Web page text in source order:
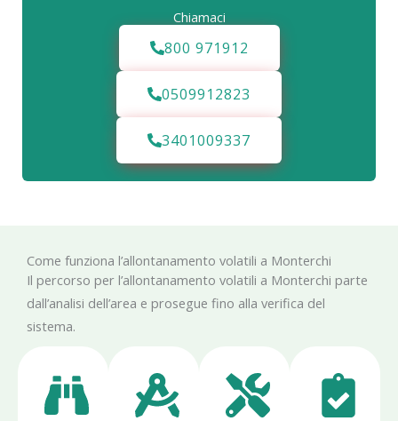
Chiamaci
800 971912
0509912823
3401009337
Come funziona l’allontanamento volatili a Monterchi
Il percorso per l’allontanamento volatili a Monterchi parte
dall’analisi dell’area e prosegue fino alla verifica del
sistema.